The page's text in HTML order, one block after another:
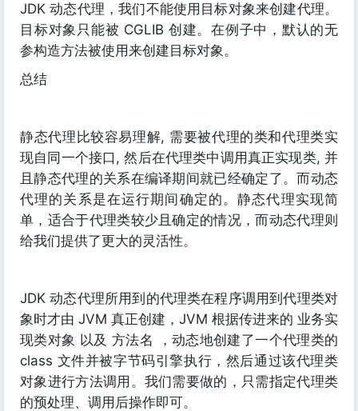
JDK 动态代理，我们不能使用目标对象来创建代理。
目标对象只能被 CGLIB 创建。在例子中，默认的无
参构造方法被使用来创建目标对象。
总结
静态代理比较容易理解, 需要被代理的类和代理类实
现自同一个接口, 然后在代理类中调用真正实现类, 并
且静态代理的关系在编译期间就已经确定了。而动态
代理的关系是在运行期间确定的。静态代理实现简
单，适合于代理类较少且确定的情况，而动态代理则
给我们提供了更大的灵活性。
JDK 动态代理所用到的代理类在程序调用到代理类对
象时才由 JVM 真正创建，JVM 根据传进来的 业务实
现类对象 以及 方法名 ，动态地创建了一个代理类的
class 文件并被字节码引擎执行，然后通过该代理类
对象进行方法调用。我们需要做的，只需指定代理类
的预处理、调用后操作即可。